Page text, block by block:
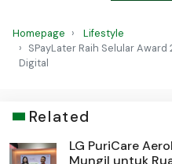
Homepage
Lifestyle
SPayLater Raih Selular
Digital
Related
LG PuriCare
Mungil untuk